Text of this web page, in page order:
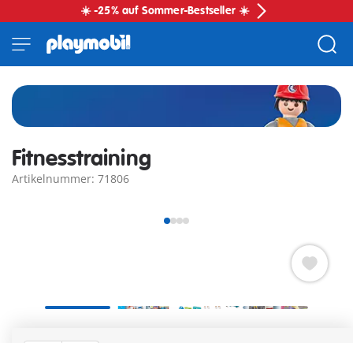
☀️ -25% auf Sommer-Bestseller ☀️
Fitnesstraining
Artikelnummer: 71806